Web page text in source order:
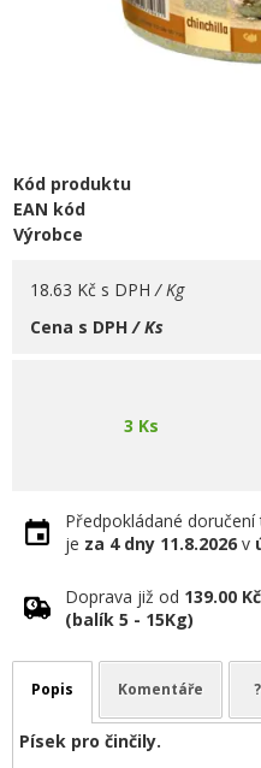
Kód produktu
EAN kód
Výrobce
18.63 Kč s DPH / Kg
Cena s DPH/ Ks
3 Ks
Předpokládané
je za 4 dny 11.8.2026 v
Doprava již od 139.00 Kč
(balík 5 - 15Kg)
Popis Komentáře ?
Písek pro činčily.